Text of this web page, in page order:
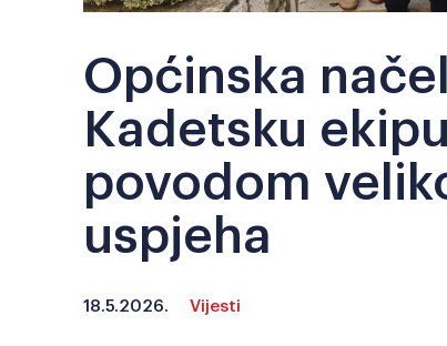
Općinska
Kadetsku
povodom
uspjeha
18.5.2026. Vijesti